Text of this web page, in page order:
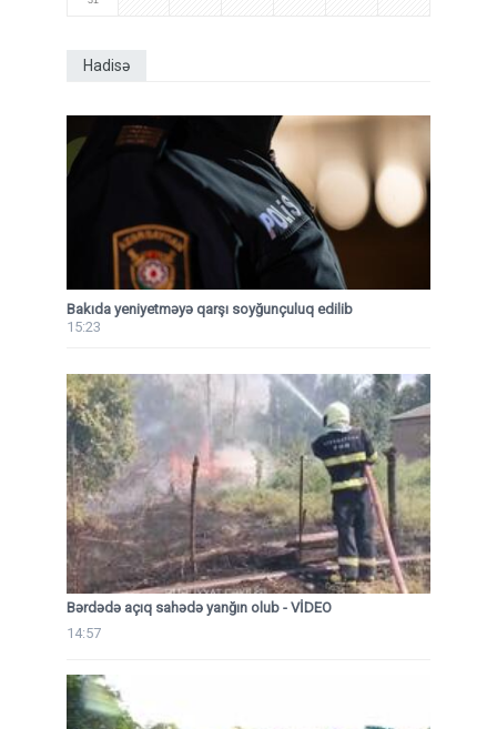
Hadisə
Bakıda yeniyetməyə qarşı soyğunçuluq edilib
15:23
Bərdədə açıq sahədə yanğın olub - VİDEO
14:57